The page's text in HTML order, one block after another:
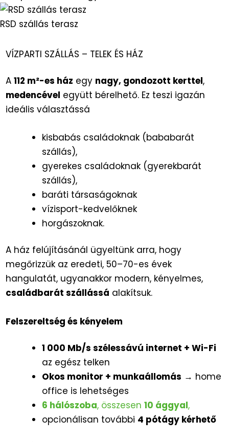
RSD szállás terasz
VÍZPARTI SZÁLLÁS – TELEK ÉS HÁZ
A112 m²-es ház egy nagy, gondozott kerttel,
medencével együtt bérelhető. Ez teszi igazán
ideális választássá
kisbabás családoknak (bababarát
szállás),
gyerekes családoknak (gyerekbarát
szállás),
baráti társaságoknak
vízisport-kedvelőknek
horgászoknak.
A ház felújításánál ügyeltünk arra, hogy
megőrizzük az eredeti, 50–70-es évek
hangulatát, ugyanakkor modern, kényelmes,
családbarát szállássá alakítsuk.
Felszereltség és kényelem
1 000 Mb/s szélessávú internet + Wi-Fi
az egész telken
Okos monitor + munkaállomás → home
office is lehetséges
6 hálószoba, összesen10 ággyal,
opcionálisan további 4 pótágy kérhető